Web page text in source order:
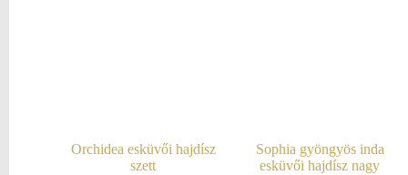
Orchidea esküvői hajdísz
szett
Sophia gyöngyös inda
esküvői hajdísz nagy